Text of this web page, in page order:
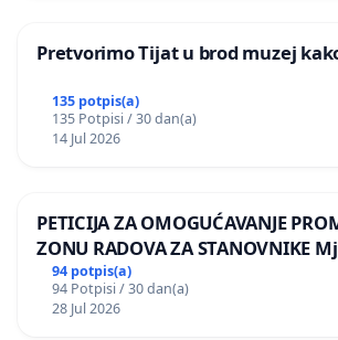
Pretvorimo Tijat u brod muzej
135 potpis(a)
135 Potpisi / 30 dan(a)
14 Jul 2026
PETICIJA ZA OMOGUĆAVANJE
ZONU RADOVA ZA STANOVNIKE
Kamensko i Lemić Brdo
94 potpis(a)
94 Potpisi / 30 dan(a)
28 Jul 2026